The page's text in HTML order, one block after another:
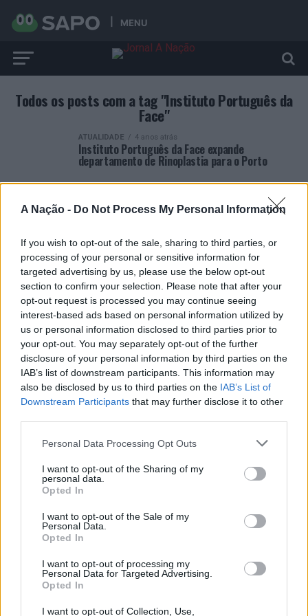
A Nação - Do Not Process My Personal Information
If you wish to opt-out of the sale, sharing to third parties, or
processing of your personal or sensitive information for
targeted advertising by us, please use the below opt-out
section to confirm your selection. Please note that after your
opt-out request is processed you may continue seeing
interest-based ads based on personal information utilized by
us or personal information disclosed to third parties prior to
your opt-out. You may separately opt-out of the further
disclosure of your personal information by third parties on the
IAB’s list of downstream participants. This information may
also be disclosed by us to third parties on the IAB’s List of
Downstream Participants that may further disclose it to other
Personal Data Processing Opt Outs
I want to opt-out of the Sharing of my
personal data.
Opted In
I want to opt-out of the Sale of my
Personal Data.
Opted In
I want to opt-out of processing my
Personal Data for Targeted Advertising.
Opted In
I want to opt-out of Collection, Use,
MENU
Todos os posts com a tag "Instituto Português da
Face"
ATUALIDADE 4 anos atrás
Instituto Português da Face expande
departamento de Rinoplastia para o Porto
ARTIGOS RECENTES
Covilhã: Especialista aponta investimento estrangeiro e
valorização imobiliária como motores do crescimento da
Beira Interior
Rio de Janeiro: Governo do Estado propõe parceria com a
FUNCEX para “reforçar inteligência sobre comércio
exterior”
Esposende acolhe festival de kitesurf
Cinco projetos de Cascais finalistas em iniciativa europeia
EMEC celebra a conclusão de mais um Curso de
Educação e Formação de Adultos na Escola de Tecnologia